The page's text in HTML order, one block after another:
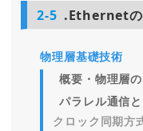
2-5 .Ethernetの
物理層基礎技術
概要・物理層
パラレル通信
クロック同期方